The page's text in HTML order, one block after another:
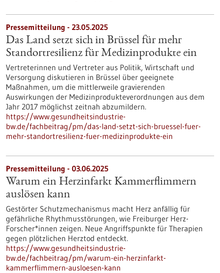
Pressemitteilung - 23.05.2025
Das Land setzt sich in Brüssel für mehr
Standortresilienz für Medizinprodukte ein
Vertreterinnen und Vertreter aus Politik, Wirtschaft und
Versorgung diskutieren in Brüssel über geeignete
Maßnahmen, um die mittlerweile gravierenden
Auswirkungen der Medizinprodukteverordnungen aus dem
Jahr 2017 möglichst zeitnah abzumildern.
https://www.gesundheitsindustrie-
bw.de/fachbeitrag/pm/das-land-setzt-sich-bruessel-fuer-
mehr-standortresilienz-fuer-medizinprodukte-ein
Pressemitteilung - 03.06.2025
Warum ein Herzinfarkt Kammerflimmern
auslösen kann
Gestörter Schutzmechanismus macht Herz anfällig für
gefährliche Rhythmusstörungen, wie Freiburger Herz-
Forscher*innen zeigen. Neue Angriffspunkte für Therapien
gegen plötzlichen Herztod entdeckt.
https://www.gesundheitsindustrie-
bw.de/fachbeitrag/pm/warum-ein-herzinfarkt-
kammerflimmern-ausloesen-kann